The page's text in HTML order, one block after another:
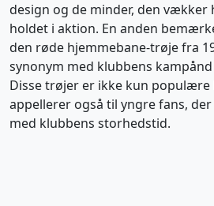
design og de minder, den vækker
holdet i aktion. En anden
den røde hjemmebane-trøje fra
synonym med klubbens
Disse trøjer er ikke kun populære
appellerer også til yngre fans,
med klubbens storhedstid.